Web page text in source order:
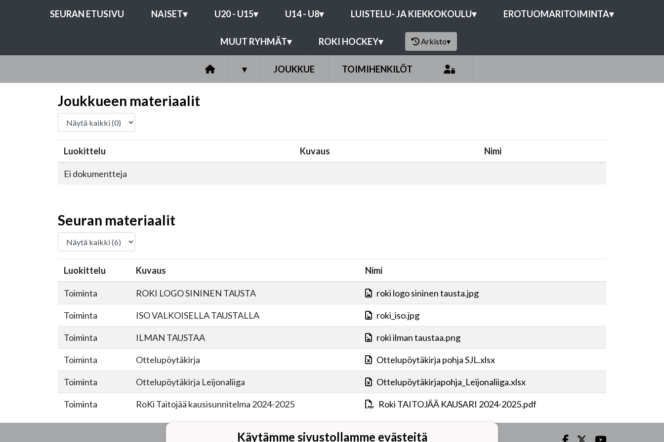
SEURAN ETUSIVU NAISET▾ U20 - U15▾ U14 - U8▾ LUISTELU- JA KIEKKOKOULU▾ EROTUOMARITOIMINTA▾
MUUT RYHMÄT▾ ROKI HOCKEY▾ Arkisto▾
▾ JOUKKUE TOIMIHENKILÖT
Joukkueen materiaalit
Luokittelu Kuvaus Nimi
Ei dokumentteja
Seuran materiaalit
Luokittelu Kuvaus Nimi
Toiminta ROKI LOGO SININEN TAUSTA roki logo sininen tausta.jpg
Toiminta ISO VALKOISELLA TAUSTALLA roki_iso.jpg
Toiminta ILMAN TAUSTAA roki ilman taustaa.png
Toiminta Ottelupöytäkirja Ottelupöytäkirja pohja SJL.xlsx
Toiminta Ottelupöytäkirja Leijonaliiga Ottelupöytäkirjapohja_Leijonaliiga.xlsx
Toiminta RoKi Taitojää kausisunnitelma 2024-2025 Roki TAITOJÄÄ KAUSARI 2024-2025.pdf
Hiihtomajantie 6Käytämme sivustollamme evästeitä